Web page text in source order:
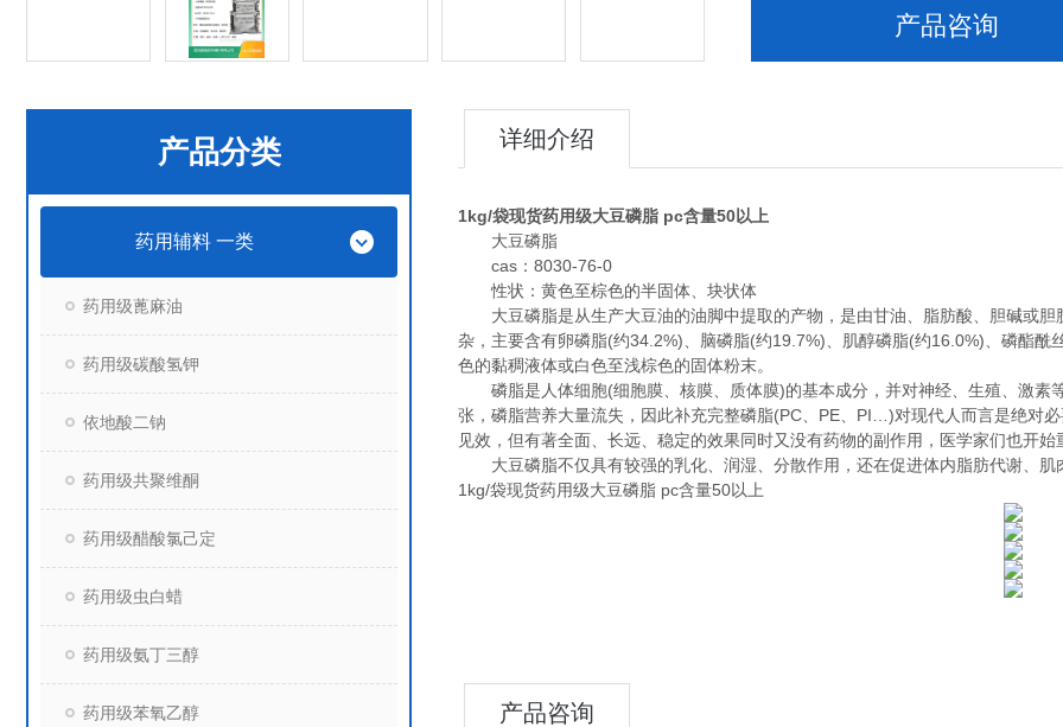
产品咨询
产品分类
药用辅料 一类
药用级蓖麻油
药用级碳酸氢钾
依地酸二钠
药用级共聚维酮
药用级醋酸氯己定
药用级虫白蜡
药用级氨丁三醇
药用级苯氧乙醇
详细介绍
1kg/袋现货药用级大豆磷脂 pc含量50以上
大豆磷脂
cas：8030-76-0
性状：黄色至棕色的半固体、块状体
大豆磷脂是从生产大豆油的油脚中提取的产物，是由甘油、脂肪酸、胆碱或胆
杂，主要含有卵磷脂(约34.2%)、脑磷脂(约19.7%)、肌醇磷脂(约16.0%)、磷酯
色的黏稠液体或白色至浅棕色的固体粉末。
磷脂是人体细胞(细胞膜、核膜、质体膜)的基本成分，并对神经、生殖、激素
张，磷脂营养大量流失，因此补充完整磷脂(PC、PE、PI…)对现代人而言是绝对
见效，但有著全面、长远、稳定的效果同时又没有药物的副作用，医学家们也开
大豆磷脂不仅具有较强的乳化、润湿、分散作用，还在促进体内脂肪代谢、肌
1kg/袋现货药用级大豆磷脂 pc含量50以上
产品咨询